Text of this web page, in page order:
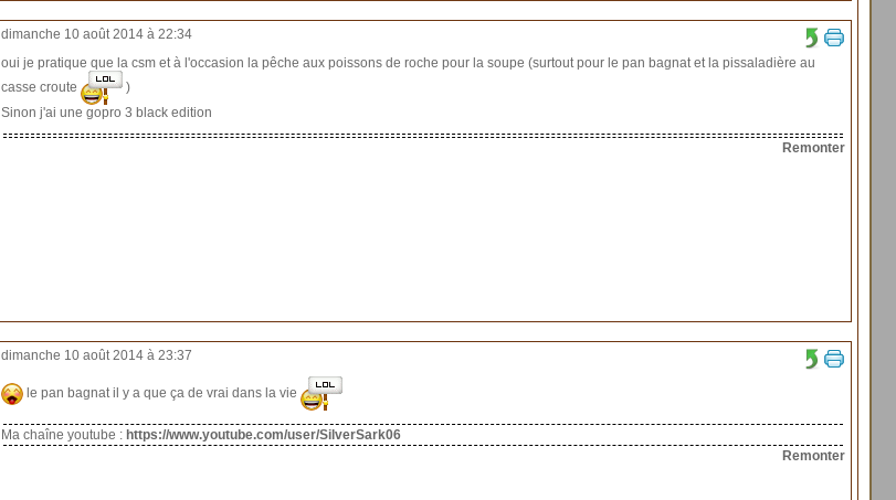
dimanche 10 août 2014 à 22:34
oui je pratique que la csm et à l'occasion la pêche aux poissons de roche pour la soupe (surtout pour le pan bagnat et la pissaladière au
casse croute
)
Sinon j'ai une gopro 3 black edition
Remonter
dimanche 10 août 2014 à 23:37
le pan bagnat il y a que ça de vrai dans la vie
Ma chaîne youtube : https://www.youtube.com/user/SilverSark06
Remonter